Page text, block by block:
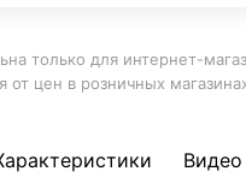
только для интернет-
от цен в розничных
Видео